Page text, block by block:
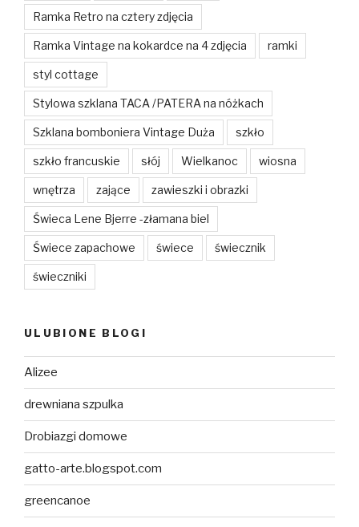
Ramka Retro na cztery zdjęcia
Ramka Vintage na kokardce na 4 zdjęcia ramki
styl cottage
Stylowa szklana TACA /PATERA na nóżkach
Szklana bomboniera Vintage Duża szkło
szkło francuskie słój Wielkanoc wiosna
wnętrza zające zawieszki i obrazki
Świeca Lene Bjerre -złamana biel
Świece zapachowe świece świecznik
świeczniki
ULUBIONE BLOGI
Alizee
drewniana szpulka
Drobiazgi domowe
gatto-arte.blogspot.com
greencanoe